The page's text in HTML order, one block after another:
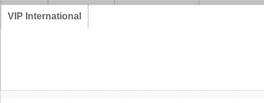
VIP International